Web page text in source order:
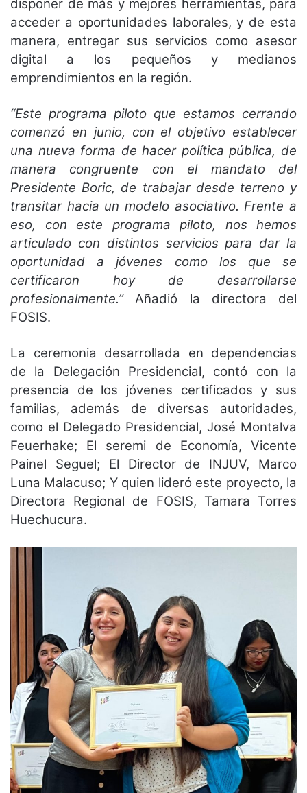
disponer de más y mejores herramientas, para
acceder a oportunidades laborales, y de esta
manera, entregar sus servicios como asesor
digital a los pequeños y medianos
emprendimientos en la región.
“Este programa piloto que estamos cerrando
comenzó en junio, con el objetivo establecer
una nueva forma de hacer política pública, de
manera congruente con el mandato del
Presidente Boric, de trabajar desde terreno y
transitar hacia un modelo asociativo. Frente a
eso, con este programa piloto, nos hemos
articulado con distintos servicios para dar la
oportunidad a jóvenes como los que se
certificaron hoy de desarrollarse
profesionalmente.”Añadió la directora del
FOSIS.
La ceremonia desarrollada en dependencias
de la Delegación Presidencial, contó con la
presencia de los jóvenes certificados y sus
familias, además de diversas autoridades,
como el Delegado Presidencial, José Montalva
Feuerhake; El seremi de Economía, Vicente
Painel Seguel; El Director de INJUV, Marco
Luna Malacuso; Y quien lideró este proyecto, la
Directora Regional de FOSIS, Tamara Torres
Huechucura.